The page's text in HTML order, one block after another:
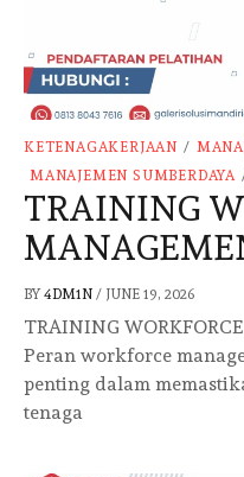
KETENAGAKERJAAN /
MANAJEMEN SUMBERDAYA
TRAINING
BY 4DM1N / JUNE 19, 2026
TRAINING
Peran workforce
penting dalam
tenaga